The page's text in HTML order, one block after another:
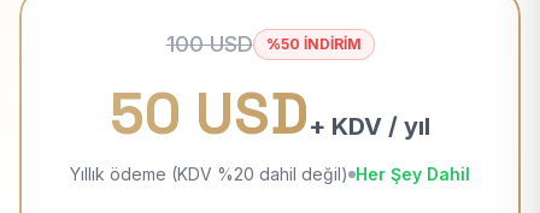
100 USD %50 İNDİRİM
50 USD+ KDV / yıl
Yıllık ödeme (KDV %20 dahil değil) Her Şey Dahil